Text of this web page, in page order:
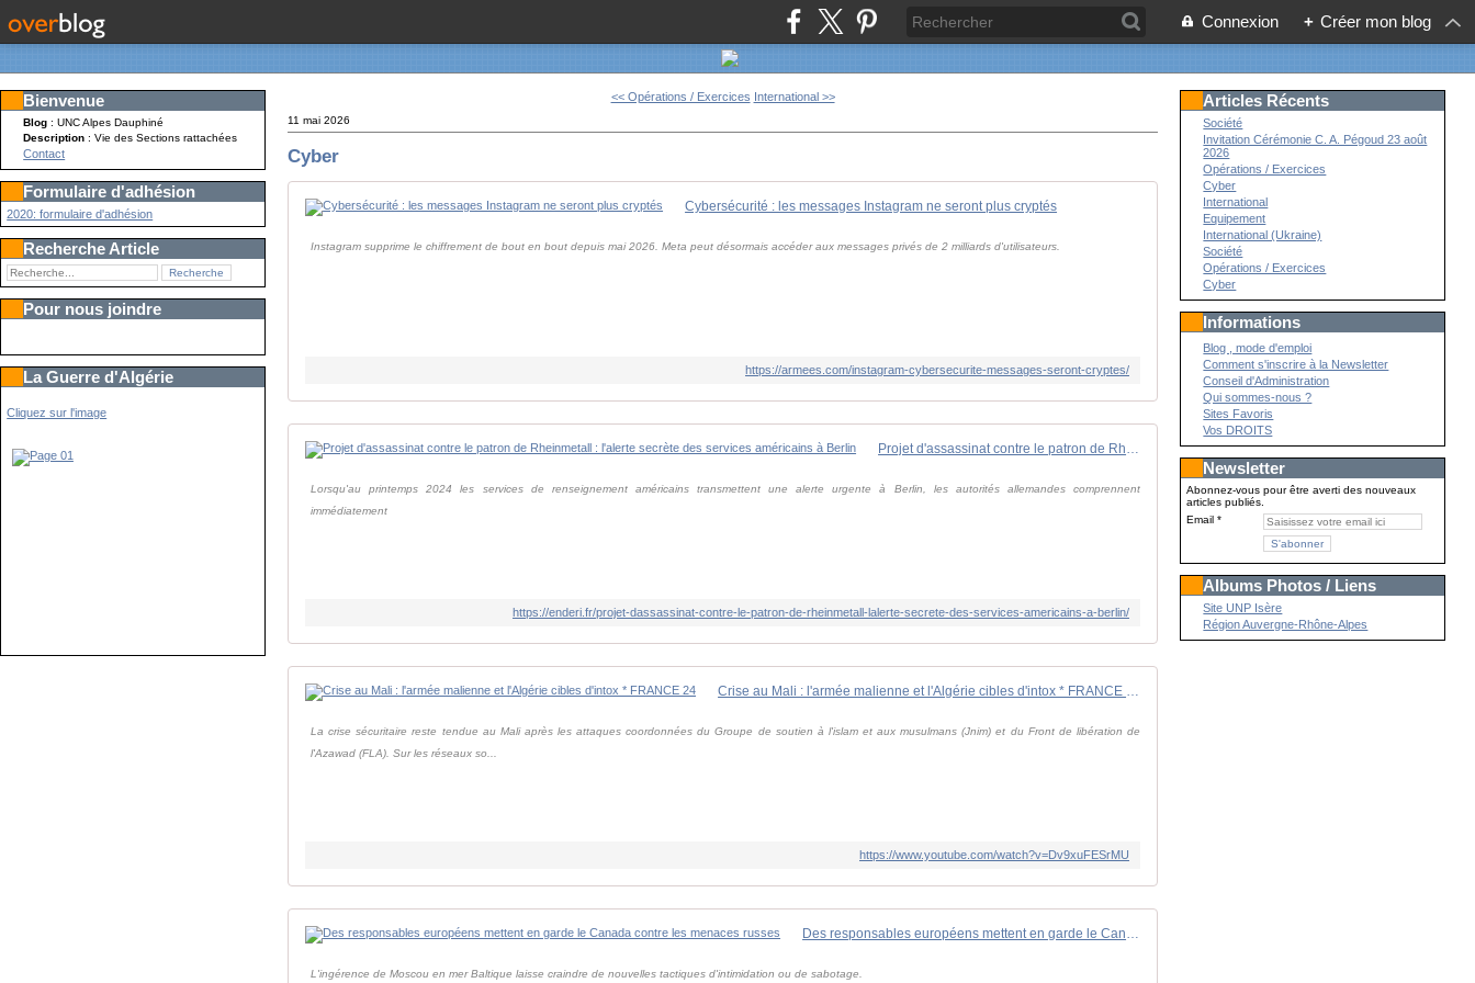
Connexion + Créer mon blog
Bienvenue
Blog : UNC Alpes Dauphiné
Description: Vie des Sections rattachées
Contact
Formulaire d'adhésion
2020: formulaire d'adhésion
Recherche Article
Pour nous joindre
La Guerre d'Algérie
Cliquez sur l'image
<< Opérations / Exercices International >>
11 mai 2026
Cyber
Cybersécurité : les messages Instagram ne seront plus cryptés
Instagram supprime le chiffrement de bout en bout depuis mai 2026. Meta peut désormais accéder aux messages privés de 2 milliards d'utilisateurs.
https://armees.com/instagram-cybersecurite-messages-seront-cryptes/
Projet d'assassinat contre le patron de Rheinmetall : l'alerte secrète des services américains à Berlin
Lorsqu'au printemps 2024 les services de renseignement américains transmettent une alerte urgente à Berlin, les autorités allemandes comprennent
immédiatement
https://enderi.fr/projet-dassassinat-contre-le-patron-de-rheinmetall-lalerte-secrete-des-services-americains-a-berlin/
Crise au Mali : l'armée malienne et l'Algérie cibles d'intox * FRANCE 24
La crise sécuritaire reste tendue au Mali après les attaques coordonnées du Groupe de soutien à l'islam et aux musulmans (Jnim) et du Front de libération de
l'Azawad (FLA). Sur les réseaux so...
https://www.youtube.com/watch?v=Dv9xuFESrMU
Des responsables européens mettent en garde le Canada contre les menaces russes
L'ingérence de Moscou en mer Baltique laisse craindre de nouvelles tactiques d'intimidation ou de sabotage.
Articles Récents
Société
Invitation Cérémonie C. A. Pégoud 23 août
2026
Opérations / Exercices
Cyber
International
Equipement
International (Ukraine)
Société
Opérations / Exercices
Cyber
Informations
Blog , mode d'emploi
Comment s'inscrire à la Newsletter
Conseil d'Administration
Qui sommes-nous ?
Sites Favoris
Vos DROITS
Newsletter
Abonnez-vous pour être averti des nouveaux
articles publiés.
Email
Albums Photos / Liens
Site UNP Isère
Région Auvergne-Rhône-Alpes